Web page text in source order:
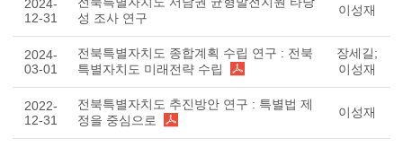
2024-
12-31
성 조사 연구
이성재
2024-
03-01
전북특별자치도 종합계획 수립 연구 : 전북
특별자치도 미래전략 수립
장세길;
이성재
2022-
12-31
전북특별자치도 추진방안 연구 : 특별법 제
정을 중심으로
이성재